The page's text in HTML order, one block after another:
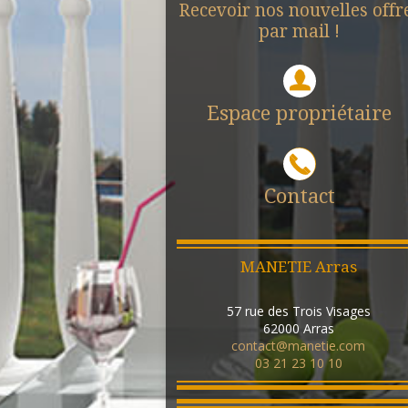
Recevoir nos nouvelles
par mail !
Espace propriétaire
Contact
MANETIE Arras
57 rue des Trois Visages
62000 Arras
contact@manetie.com
03 21 23 10 10